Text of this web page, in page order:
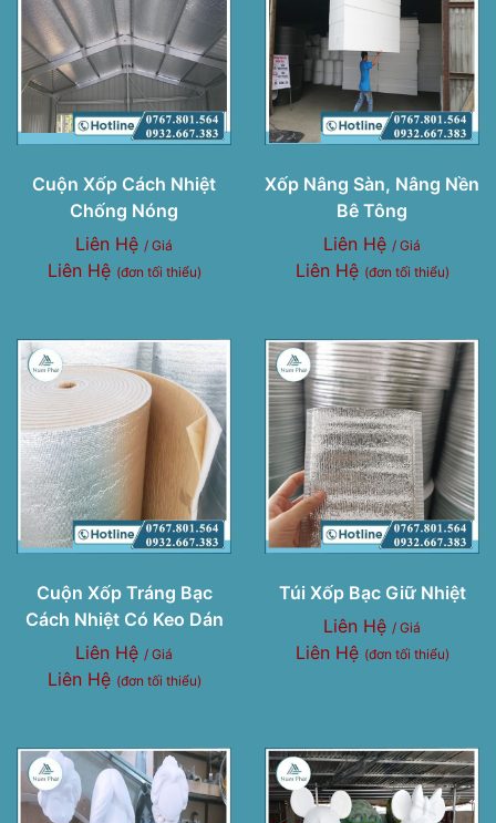
Cuộn Xốp Cách Nhiệt
Chống Nóng
Liên Hệ / Giá
Liên Hệ (đơn tối thiểu)
Xốp Nâng Sàn, Nâng Nền
Bê Tông
Liên Hệ / Giá
Liên Hệ (đơn tối thiểu)
Cuộn Xốp Tráng Bạc
Cách Nhiệt Có Keo Dán
Liên Hệ / Giá
Liên Hệ (đơn tối thiểu)
Túi Xốp Bạc Giữ Nhiệt
Liên Hệ / Giá
Liên Hệ (đơn tối thiểu)